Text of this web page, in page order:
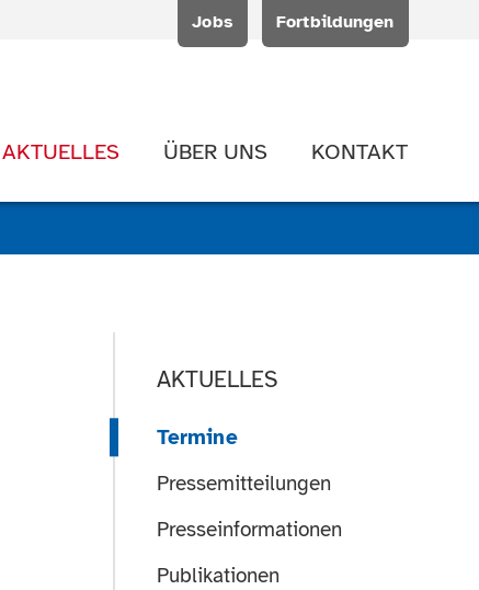
Jobs Fortbildungen
AKTUELLES ÜBER UNS KONTAKT
AKTUELLES
Termine
Pressemitteilungen
Presseinformationen
Publikationen